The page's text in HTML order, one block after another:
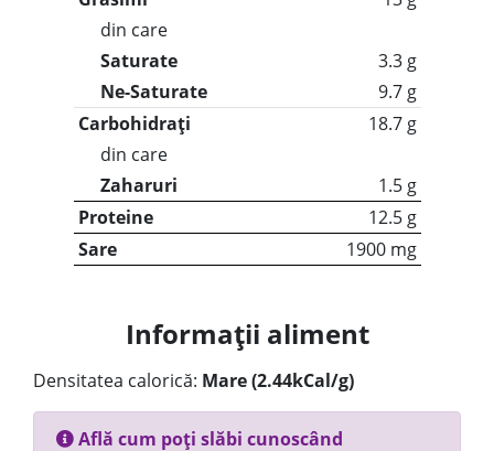
din care
Saturate
3.3 g
Ne-Saturate
9.7 g
Carbohidrați
18.7 g
din care
Zaharuri
1.5 g
Proteine
12.5 g
Sare
1900 mg
Informații aliment
Densitatea calorică: Mare (2.44kCal/g)
Află cum poți slăbi cunoscând